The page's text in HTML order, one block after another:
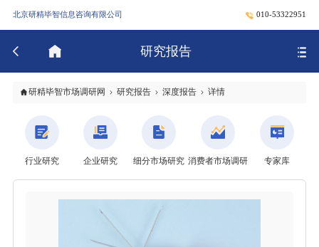
北京研精毕智信息咨询有限公司 010-53322951
研究报告
研精毕智市场调研网 研究报告 深度报告 详情
行业研究 企业研究 细分市场研究 消费者市场调研 专家库